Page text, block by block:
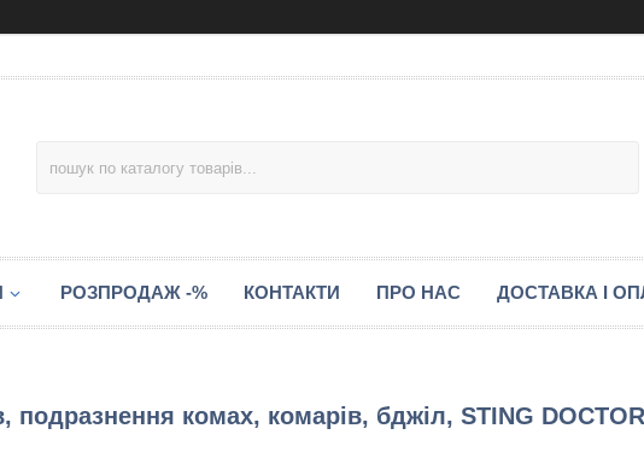
РОЗПРОДАЖ -% КОНТАКТИ ПРО НАС ДОСТАВКА І
подразнення комах, комарів, бджіл, STING DOCTOR